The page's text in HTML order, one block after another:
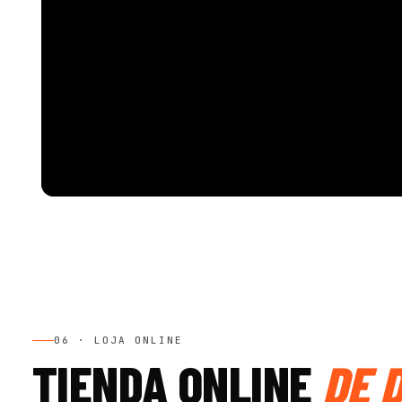
06 · LOJA ONLINE
TIENDA ONLINE DE